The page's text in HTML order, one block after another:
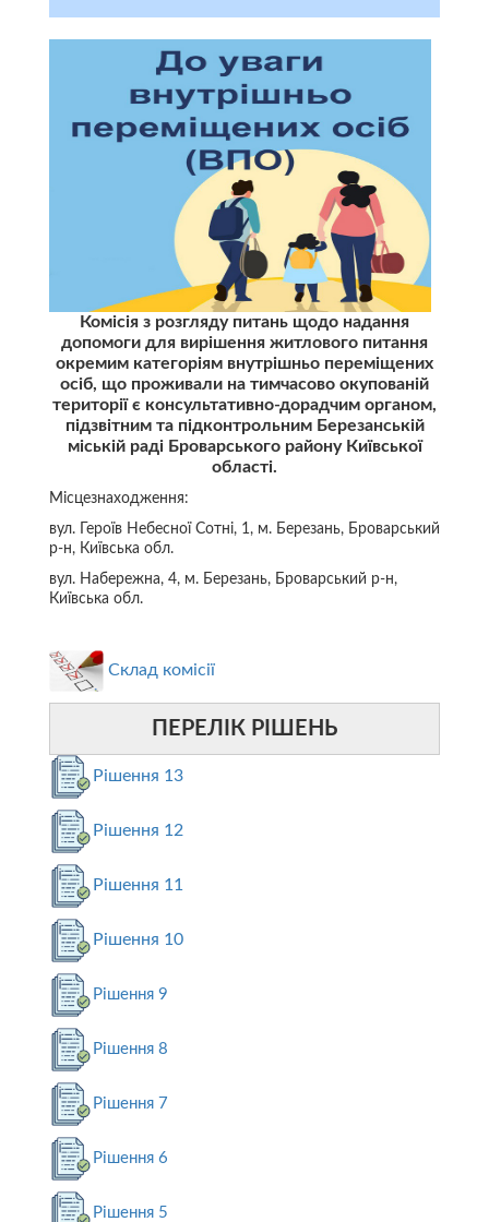
Комісія з розгляду питань щодо надання
допомоги для вирішення житлового питання
окремим категоріям внутрішньо переміщених
осіб, що проживали на тимчасово окупованій
території є консультативно-дорадчим органом,
підзвітним та підконтрольним Березанській
міській раді Броварського району Київської
області.
Місцезнаходження:
вул. Героїв Небесної Сотні, 1, м. Березань, Броварський
р-н, Київська обл.
вул. Набережна, 4, м. Березань, Броварський р-н,
Київська обл.
Склад комісії
ПЕРЕЛІК РІШЕНЬ
Рішення 13
Рішення 12
Рішення 11
Рішення 10
Рішення 9
Рішення 8
Рішення 7
Рішення 6
Рішення 5